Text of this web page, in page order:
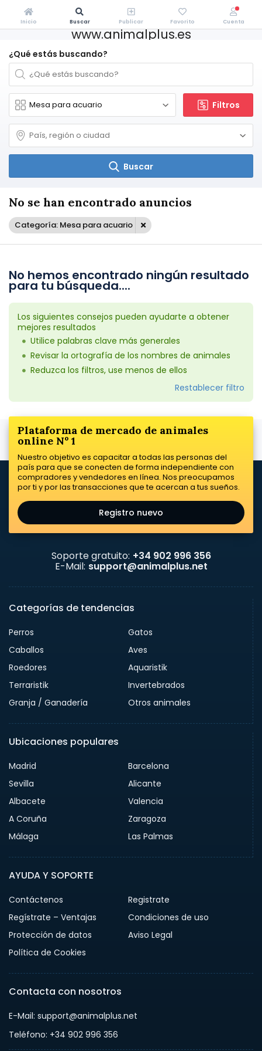
www.animalplus.es
¿Qué estás buscando?
Filtros
Buscar
No se han encontrado anuncios
Categoría: Mesa para acuario
No hemos encontrado ningún resultado
para tu búsqueda....
Los siguientes consejos pueden ayudarte a obtener
mejores resultados
Utilice palabras clave más generales
Revisar la ortografía de los nombres de animales
Reduzca los filtros, use menos de ellos
Restablecer filtro
Plataforma de mercado de animales
online Nº 1
Nuestro objetivo es capacitar a todas las personas del
país para que se conecten de forma independiente con
compradores y vendedores en línea. Nos preocupamos
por ti y por las transacciones que te acercan a tus sueños.
Registro nuevo
Soporte gratuito: +34 902 996 356
E-Mail: support@animalplus.net
Categorías de tendencias
Perros
Gatos
Caballos
Aves
Roedores
Aquaristik
Terraristik
Invertebrados
Granja / Ganadería
Otros animales
Ubicaciones populares
Madrid
Barcelona
Sevilla
Alicante
Albacete
Valencia
A Coruña
Zaragoza
Málaga
Las Palmas
AYUDA Y SOPORTE
Contáctenos
Registrate
Regístrate – Ventajas
Condiciones de uso
Protección de datos
Aviso Legal
Política de Cookies
Contacta con nosotros
E-Mail: support@animalplus.net
Teléfono: +34 902 996 356
Inicio Buscar Publicar Favorito Cuenta